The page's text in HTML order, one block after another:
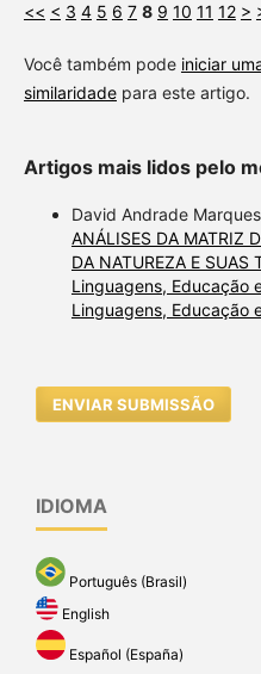
<< < 3 4 5 6 7 8 9 10 11 12 >
Você também pode iniciar
similaridadepara este artigo.
Artigos mais lidos pelo
David Andrade
ANÁLISES DA MATRIZ
DA NATUREZA E SUAS
Linguagens, Educação
Linguagens, Educação
ENVIAR SUBMISSÃO
IDIOMA
Português (Brasil)
English
Español (España)